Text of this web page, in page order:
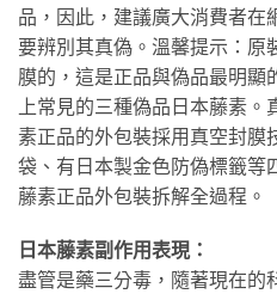
品，因此，建議廣大消費者在
要辨別其真偽。溫馨提示：原
膜的，這是正品與偽品最明顯
上常見的三種偽品日本藤素
素正品的外包裝採用真空封膜
袋、有日本製金色防偽標籤等
藤素正品外包裝拆解全過程。
日本藤素副作用表現：
盡管是藥三分毒，隨著現在的